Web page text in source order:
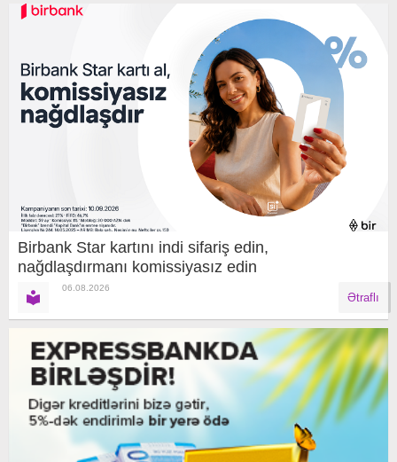
Birbank Star kartını indi sifariş edin,
nağdlaşdırmanı komissiyasız edin
06.08.2026
Ətraflı